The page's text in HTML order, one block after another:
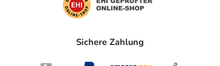
Sichere Zahlung